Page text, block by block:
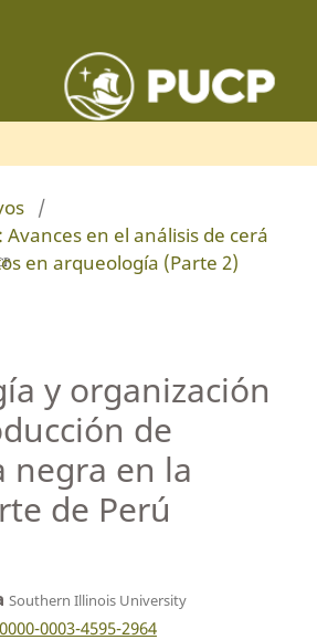
/
Avances en el análisis de cerá
en arqueología (Parte 2)
y organización
de
negra en la
de Perú
Southern Illinois University
0003-4595-2964